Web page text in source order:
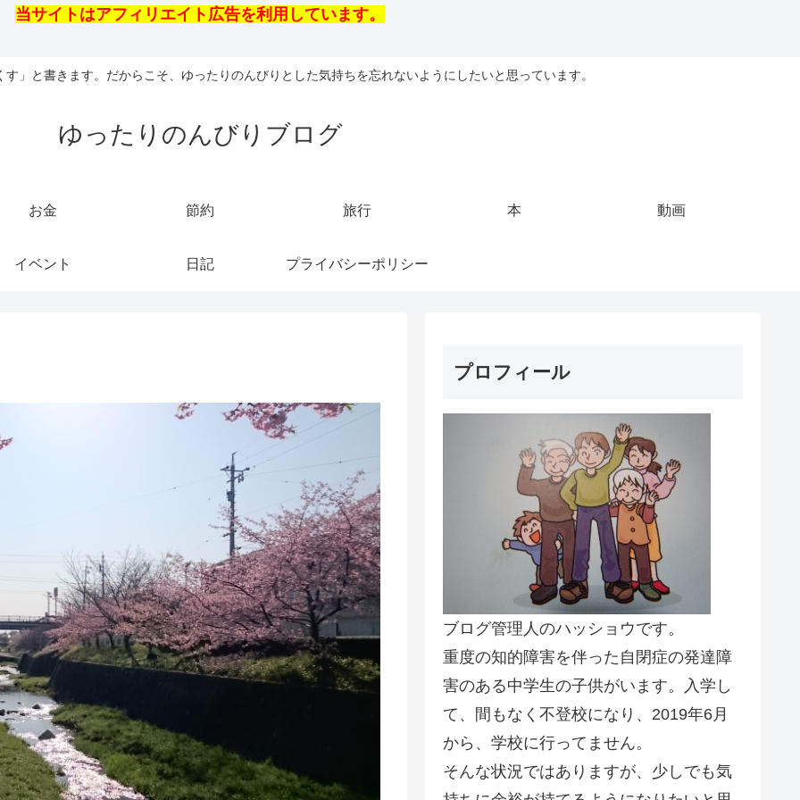
当サイトはアフィリエイト広告を利用しています。
」と書きます。だからこそ、ゆったりのんびりとした気持ちを忘れないようにしたいと思っています。
ゆったりのんびりブログ
お金 節約 旅行 本 動画
イベント 日記 プライバシーポリシー
プロフィール
ブログ管理人のハッショウです。
重度の知的障害を伴った自閉症の発達障
害のある中学生の子供がいます。入学し
て、間もなく不登校になり、2019年6月
から、学校に行ってません。
そんな状況ではありますが、少しでも気